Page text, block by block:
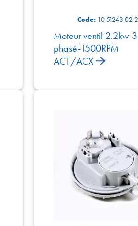
Code:10 51243 02 2
Moteur ventil 2.2kw 3
phasé-1500RPM
ACT/ACX